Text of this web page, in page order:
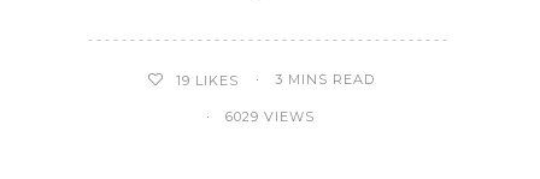
19 LIKES 3 MINS READ
6029 VIEWS